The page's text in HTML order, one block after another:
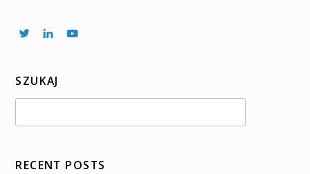
SZUKAJ
RECENT POSTS